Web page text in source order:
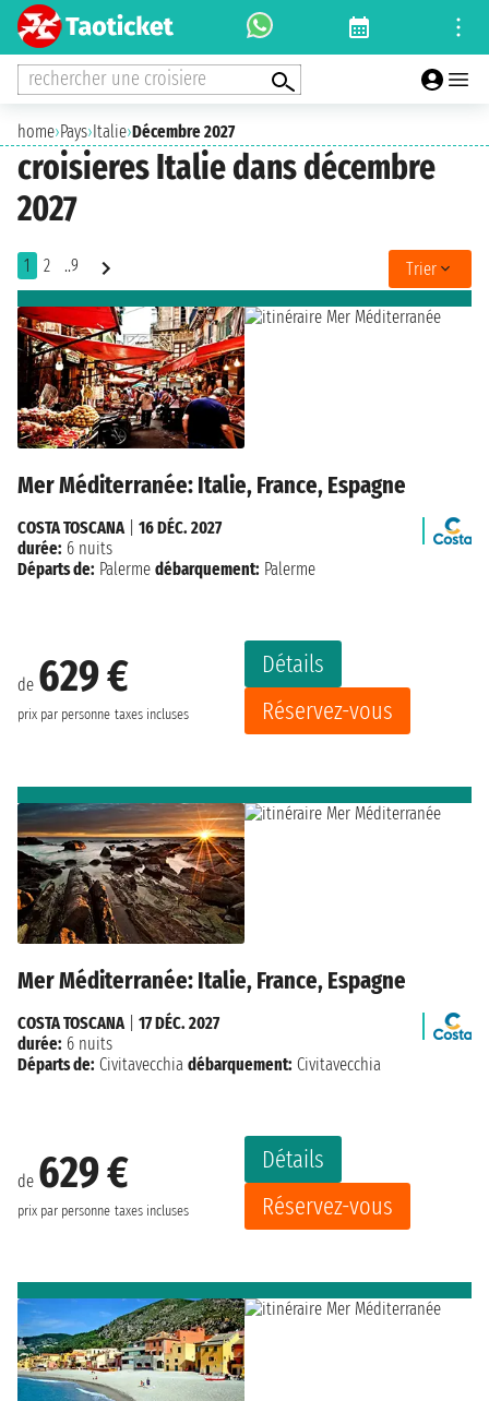
rechercher une croisiere
home›Pays›Italie›Décembre 2027
croisieres Italie dans décembre
2027
1 2 ..9 Trier
Mer Méditerranée: Italie, France, Espagne
de 629 €
prix par personne taxes incluses
Détails
Réservez-vous
COSTA TOSCANA
16 DÉC. 2027
durée: 6 nuits
Départs de: Palerme débarquement: Palerme
Mer Méditerranée: Italie, France, Espagne
de 629 €
prix par personne taxes incluses
Détails
Réservez-vous
COSTA TOSCANA| 17 DÉC. 2027
durée: 6 nuits
Départs de: Civitavecchia débarquement: Civitavecchia